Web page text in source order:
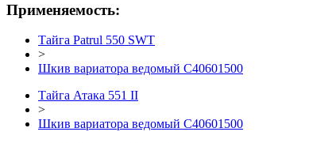
Применяемость:
Тайга Patrul 550 SWT
>
Шкив вариатора ведомый C40601500
Тайга Атака 551 II
>
Шкив вариатора ведомый C40601500